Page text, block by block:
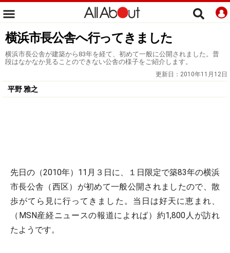
横浜市長公舎へ行ってきました
横浜市長公舎が建築から83年を経て、初めて一般に公開されました。普
段はなかなか見ることのできない公舎の様子をご紹介します。
更新日： 2010年11月12日
平野 雅之
先日の（2010年）11月３日に、１日限定で築83年の横浜
市長公舎（西区）が初めて一般公開されましたので、散
歩がてら見に行ってきました。当日は好天に恵まれ、
（MSN産経ニュースの報道によれば）約1,800人が訪れ
たようです。